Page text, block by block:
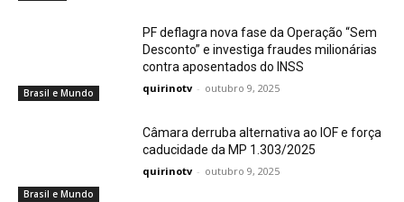
Brasil e Mundo
PF deflagra nova fase da Operação “Sem
Desconto” e investiga fraudes milionárias
contra aposentados do INSS
quirinotv - outubro 9, 2025
Brasil e Mundo
Câmara derruba alternativa ao IOF e força
caducidade da MP 1.303/2025
quirinotv - outubro 9, 2025